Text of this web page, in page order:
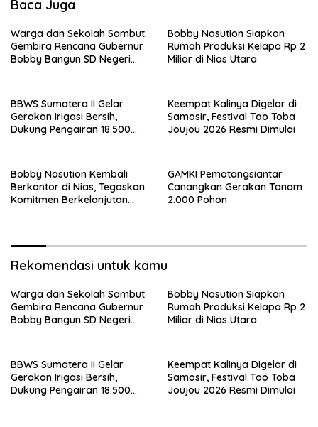
Baca Juga
Warga dan Sekolah Sambut
Gembira Rencana Gubernur
Bobby Bangun SD Negeri
Bobby Nasution Siapkan
Rumah Produksi Kelapa Rp 2
Miliar di Nias Utara
BBWS Sumatera II Gelar
Gerakan Irigasi Bersih,
Dukung Pengairan 18.500
Keempat Kalinya Digelar di
Samosir, Festival Tao Toba
Joujou 2026 Resmi Dimulai
Bobby Nasution Kembali
Berkantor di Nias, Tegaskan
Komitmen Berkelanjutan
GAMKI Pematangsiantar
Canangkan Gerakan Tanam
2.000 Pohon
Rekomendasi untuk kamu
Warga dan Sekolah Sambut
Gembira Rencana Gubernur
Bobby Bangun SD Negeri
Bobby Nasution Siapkan
Rumah Produksi Kelapa Rp 2
Miliar di Nias Utara
BBWS Sumatera II Gelar
Gerakan Irigasi Bersih,
Dukung Pengairan 18.500
Keempat Kalinya Digelar di
Samosir, Festival Tao Toba
Joujou 2026 Resmi Dimulai